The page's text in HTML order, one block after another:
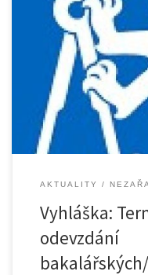
AKTUALITY
Vyhláška:
odevzdání